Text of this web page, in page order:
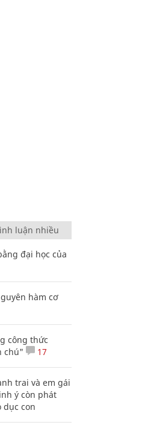
luận nhiều
đại học của
hàm cơ
công thức
chú"
17
trai và em gái
ý còn phát
dục con